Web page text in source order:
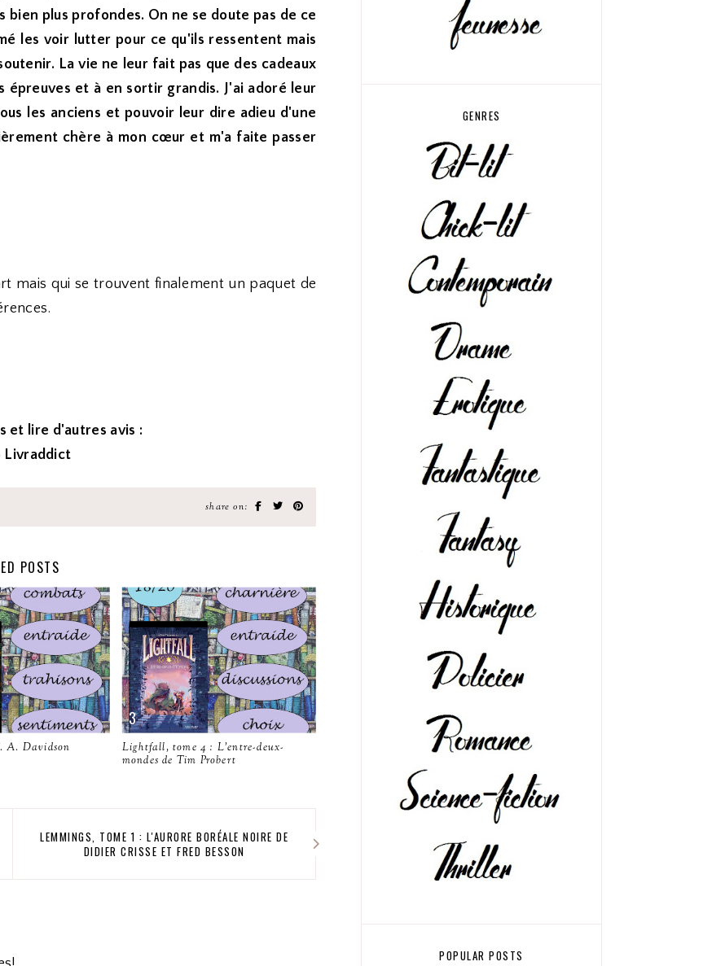
plus profondes. On ne se doute pas de ce
les voir lutter pour ce qu'ils ressentent mais
La vie ne leur fait pas que des cadeaux
et à en sortir grandis. J'ai adoré leur
les anciens et pouvoir leur dire adieu d'une
chère à mon cœur et m'a faite passer
mais qui se trouvent finalement un paquet de
et lire d'autres avis :
share on:
POSTS
A. Davidson
Lightfall, tome 4 : L'entre-deux-
mondes de Tim Probert
LEMMINGS, TOME 1 : L'AURORE BORÉALE NOIRE DE
DIDIER CRISSE ET FRED BESSON
GENRES
POPULAR POSTS